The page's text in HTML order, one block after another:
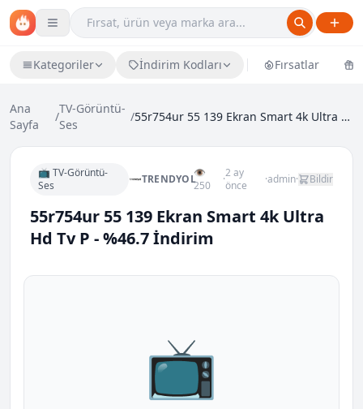
Kategoriler İndirim Kodları Fırsatlar
Ana
Sayfa
/
TV-Görüntü-
Ses
/ 55r754ur 55 139 Ekran Smart 4k Ultra Hd Tv P - %46...
📺 TV-Görüntü-
Ses
TRENDYOL👁
250
·2 ay
önce
·admin· Bildir
55r754ur 55 139 Ekran Smart 4k Ultra
Hd Tv P - %46.7 İndirim
📺